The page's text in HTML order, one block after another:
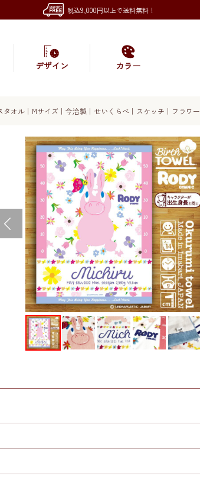
税込9,000円以上で送料無料！
デザイン カラー
タオル｜Mサイズ｜今治製｜せいくらべ｜スケッチ｜フラワー